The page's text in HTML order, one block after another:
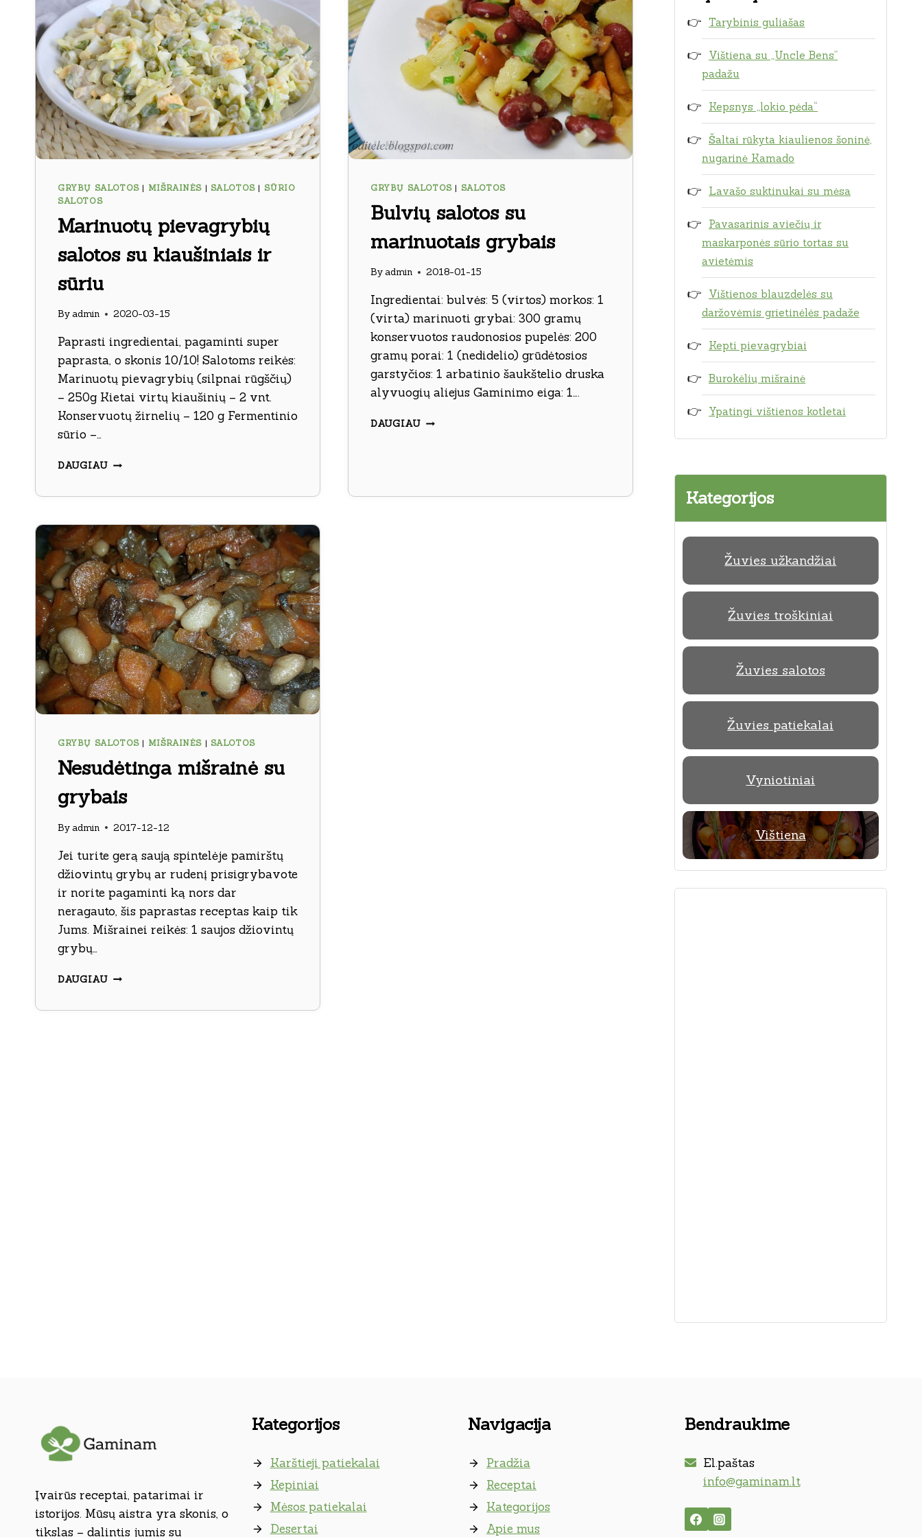
GRYBŲ SALOTOS | MIŠRAINĖS | SALOTOS | SŪRIO
SALOTOS
Marinuotų pievagrybių
salotos su kiaušiniais ir
sūriu
By admin 2020-03-15
Paprasti ingredientai, pagaminti super
paprasta, o skonis 10/10! Salotoms reikės:
Marinuotų pievagrybių (silpnai rūgščių)
– 250g Kietai virtų kiaušinių – 2 vnt.
Konservuotų žirnelių – 120 g Fermentinio
sūrio –…
DAUGIAUMARINUOTŲ
SŪRIU
GRYBŲ SALOTOS | SALOTOS
Bulvių salotos su
marinuotais grybais
By admin 2018-01-15
Ingredientai: bulvės: 5 (virtos) morkos: 1
(virta) marinuoti grybai: 300 gramų
konservuotos raudonosios pupelės: 200
gramų porai: 1 (nedidelio) grūdėtosios
garstyčios: 1 arbatinio šaukštelio druska
alyvuogių aliejus Gaminimo eiga: 1….
DAUGIAUBULVIŲ
GRYBŲ SALOTOS | MIŠRAINĖS | SALOTOS
Nesudėtinga mišrainė su
grybais
By admin 2017-12-12
Jei turite gerą saują spintelėje pamirštų
džiovintų grybų ar rudenį prisigrybavote
ir norite pagaminti ką nors dar
neragauto, šis paprastas receptas kaip tik
Jums. Mišrainei reikės: 1 saujos džiovintų
grybų…
DAUGIAUNESUDĖTINGA
Tarybinis guliašas
Vištiena su „Uncle Bens”
padažu
Kepsnys „lokio pėda“
Šaltai rūkyta kiaulienos šoninė,
nugarinė Kamado
Lavašo suktinukai su mėsa
Pavasarinis aviečių ir
maskarponės sūrio tortas su
avietėmis
Vištienos blauzdelės su
daržovėmis grietinėlės padaže
Kepti pievagrybiai
Burokėlių mišrainė
Ypatingi vištienos kotletai
Kategorijos
Žuvies užkandžiai
Žuvies troškiniai
Žuvies salotos
Žuvies patiekalai
Vyniotiniai
Vištiena
Įvairūs receptai, patarimai ir
istorijos. Mūsų aistra yra skonis, o
tikslas – dalintis jumis su
Kategorijos
Karštieji patiekalai
Kepiniai
Mėsos patiekalai
Desertai
Navigacija
Pradžia
Receptai
Kategorijos
Apie mus
Bendraukime
El.paštas
info@gaminam.lt